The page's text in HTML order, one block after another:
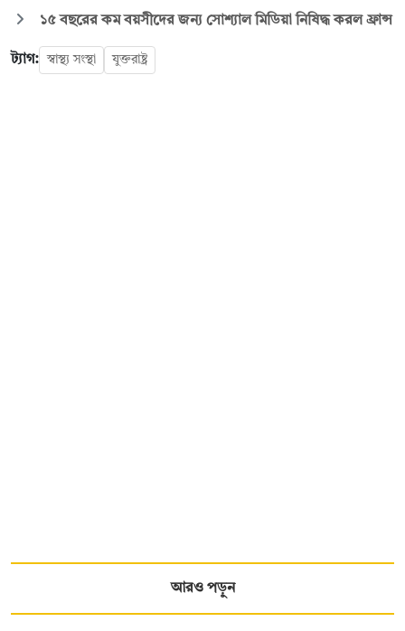
১৫ বছরের কম বয়সীদের জন্য সোশ্যাল মিডিয়া নিষিদ্ধ করল ফ্রান্স
ট্যাগ: স্বাস্থ্য সংস্থা যুক্তরাষ্ট্র
আরও পড়ুন